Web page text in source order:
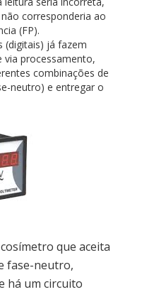
corresponderia ao
(FP).
(digitais) já fazem
via processamento,
combinações de
neutro) e entregar o
que aceita
fase-neutro,
há um circuito